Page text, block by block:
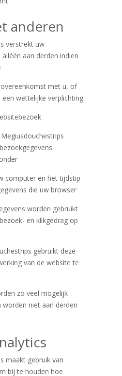
anderen
verstrekt uw
aan derden indien
met u, of
wettelijke verplichting.
computer en het tijdstip
die uw browser
worden gebruikt
en klikgedrag op
gebruikt deze
van de website te
zo veel mogelijk
worden niet aan derden
maakt gebruik van
bij te houden hoe